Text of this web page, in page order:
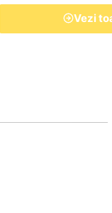
Vezi